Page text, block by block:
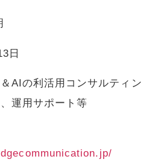
日
AIの利活用コンサルティン
運用サポート等